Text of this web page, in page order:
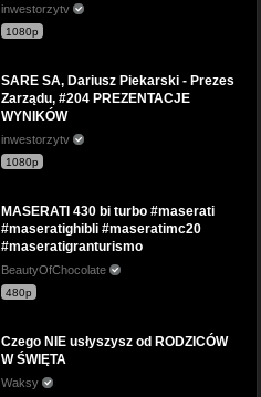
inwestorzytv
1080p
SARE SA, Dariusz Piekarski - Prezes
Zarządu, #204 PREZENTACJE
WYNIKÓW
inwestorzytv
1080p
MASERATI 430 bi turbo #maserati
#maseratighibli #maseratimc20
#maseratigranturismo
BeautyOfChocolate
480p
Czego NIE usłyszysz od RODZICÓW
W ŚWIĘTA
Waksy